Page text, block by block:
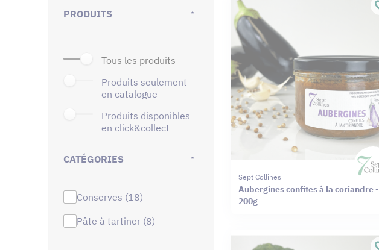
PRODUITS
tous les produits
produits seulement
en catalogue
produits disponibles
en click&collect
CATÉGORIES
conserves (18)
pâte à tartiner (8)
Sept Collines
Aubergines confites à la coriandre -
200g